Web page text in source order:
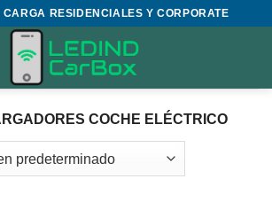
CARGA RESIDENCIALES Y CORPORATE
COCHE ELÉCTRICO